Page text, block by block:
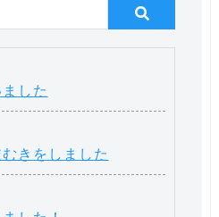
した
きをしました